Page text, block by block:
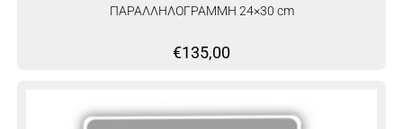
ΠΑΡΑΛΛΗΛΟΓΡΑΜΜΗ 24×30 cm
€135,00